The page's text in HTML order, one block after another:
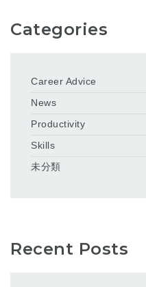
Categories
Career Advice
News
Productivity
Skills
未分類
Recent Posts